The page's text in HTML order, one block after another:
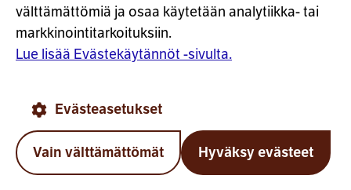
Sijoitussanasto
Osaketuoton ennakointi
Evästekäytännöt
välttämättömiä ja osaa käytetään analytiikka- tai
markkinointitarkoituksiin.
Lue lisää Evästekäytännöt -sivulta.
Evästeasetukset
Vain välttämättömät Hyväksy evästeet